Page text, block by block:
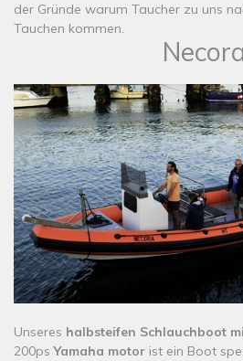
der Gründe warum Taucher zu uns
Tauchen kommen.
​Unseres halbsteifen Schlauchboot
200psYamaha motor ist ein Boot